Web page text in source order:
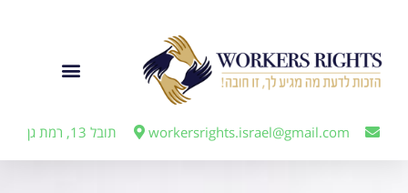
workersrights.israel@gmail.com תובל 13, רמת גן